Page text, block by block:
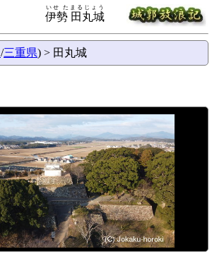
伊勢 田丸城
いせ たまるじょう
/三重県) > 田丸城